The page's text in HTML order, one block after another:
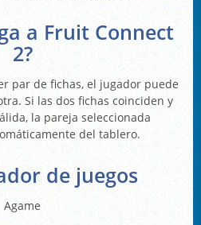
a Fruit Connect
2?
par de fichas, el jugador puede
Si las dos fichas coinciden y
la pareja seleccionada
del tablero.
de juegos
Agame